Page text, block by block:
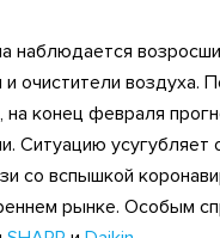
наблюдается
очистители воздуха.
конец февраля
Ситуацию усугубляет
со вспышкой
рынке. Особым